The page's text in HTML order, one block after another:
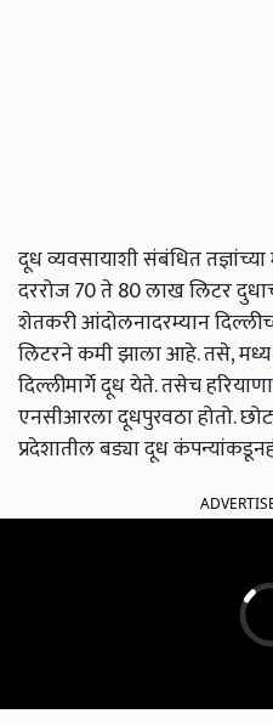
दूध व्यवसायाशी संबंधित
दररोज 70 ते 80 लाख लिटर
शेतकरी आंदोलनादरम्यान
लिटरने कमी झाला आहे. तसे,
दिल्लीमार्गे दूध येते. तसेच
एनसीआरला दूधपुरवठा होतो.
प्रदेशातील बड्या दूध